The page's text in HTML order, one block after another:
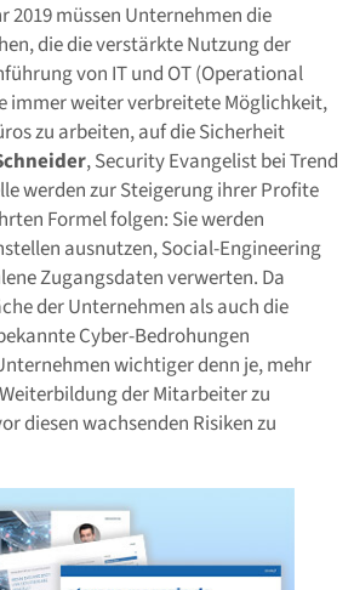
2019 müssen Unternehmen die
die die verstärkte Nutzung der
von IT und OT (Operational
immer weiter verbreitete Möglichkeit,
zu arbeiten, auf die Sicherheit
, Security Evangelist bei Trend
werden zur Steigerung ihrer Profite
Formel folgen: Sie werden
ausnutzen, Social-Engineering
Zugangsdaten verwerten. Da
der Unternehmen als auch die
Cyber-Bedrohungen
wichtiger denn je, mehr
der Mitarbeiter zu
diesen wachsenden Risiken zu